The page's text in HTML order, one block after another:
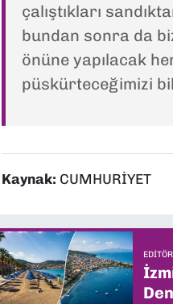
çalıştıkları
bundan sonra da
önüne yapılacak
püskürteceğimizi
Kaynak: CUMHURİYET